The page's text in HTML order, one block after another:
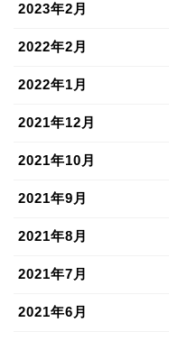
2023年2月
2022年2月
2022年1月
2021年12月
2021年10月
2021年9月
2021年8月
2021年7月
2021年6月